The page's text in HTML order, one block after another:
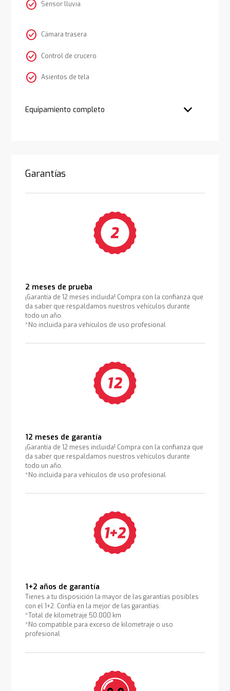
check_circle Sensor lluvia
check_circle Cámara trasera
check_circle Control de crucero
check_circle Asientos de tela
Equipamiento completo
Garantías
2 meses de prueba
¡Garantía de 12 meses incluida! Compra con la confianza que
da saber que respaldamos nuestros vehículos durante
todo un año.
*No incluida para vehículos de uso profesional
12 meses de garantía
¡Garantía de 12 meses incluida! Compra con la confianza que
da saber que respaldamos nuestros vehículos durante
todo un año.
*No incluida para vehículos de uso profesional
1+2 años de garantía
Tienes a tu disposición la mayor de las garantías posibles
con el 1+2. Confía en la mejor de las garantías.
*Total de kilometraje 50.000 km
*No compatible para exceso de kilometraje o uso
profesional